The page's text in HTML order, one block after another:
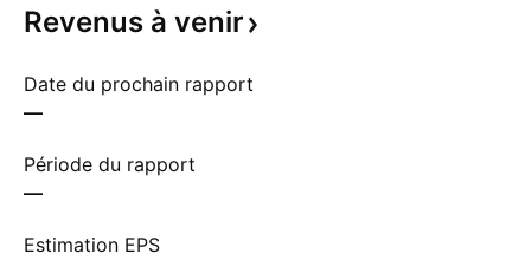
Revenus à venir
Date du prochain rapport
—
Période du rapport
—
Estimation EPS